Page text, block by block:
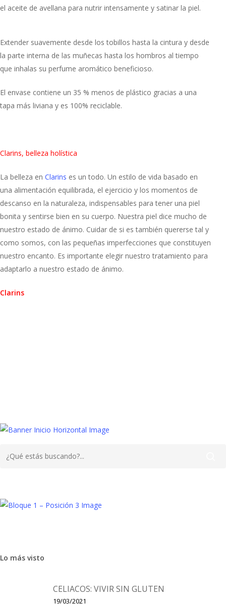
el aceite de avellana para nutrir intensamente y satinar la piel.
Extender suavemente desde los tobillos hasta la cintura y desde
la parte interna de las muñecas hasta los hombros al tiempo
que inhalas su perfume aromático beneficioso.
El envase contiene un 35 % menos de plástico gracias a una
tapa más liviana y es 100% reciclable.
Clarins, belleza holística
La belleza en Clarins es un todo. Un estilo de vida basado en
una alimentación equilibrada, el ejercicio y los momentos de
descanso en la naturaleza, indispensables para tener una piel
bonita y sentirse bien en su cuerpo. Nuestra piel dice mucho de
nuestro estado de ánimo. Cuidar de si es también quererse tal y
como somos, con las pequeñas imperfecciones que constituyen
nuestro encanto. Es importante elegir nuestro tratamiento para
adaptarlo a nuestro estado de ánimo.
Clarins
Lo más visto
CELIACOS: VIVIR SIN GLUTEN
19/03/2021